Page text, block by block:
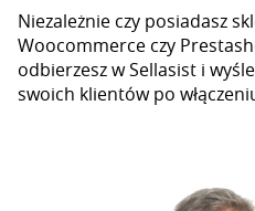
Niezależnie czy posiadasz
Woocommerce czy
odbierzesz w Sellasist i
swoich klientów po